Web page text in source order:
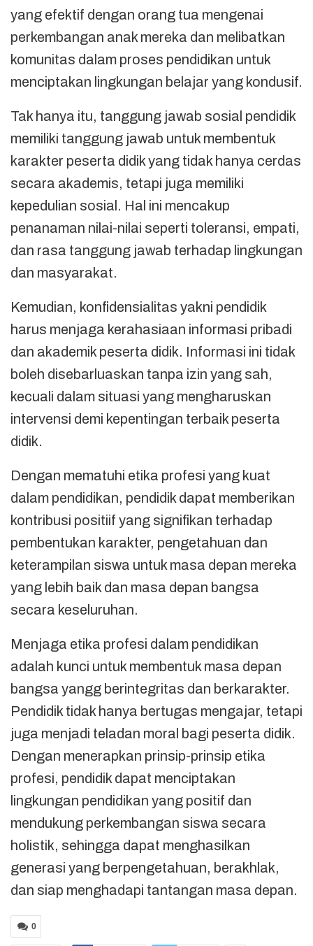
yang efektif dengan orang tua mengenai
perkembangan anak mereka dan melibatkan
komunitas dalam proses pendidikan untuk
menciptakan lingkungan belajar yang kondusif.
Tak hanya itu, tanggung jawab sosial pendidik
memiliki tanggung jawab untuk membentuk
karakter peserta didik yang tidak hanya cerdas
secara akademis, tetapi juga memiliki
kepedulian sosial. Hal ini mencakup
penanaman nilai-nilai seperti toleransi, empati,
dan rasa tanggung jawab terhadap lingkungan
dan masyarakat.
Kemudian, konfidensialitas yakni pendidik
harus menjaga kerahasiaan informasi pribadi
dan akademik peserta didik. Informasi ini tidak
boleh disebarluaskan tanpa izin yang sah,
kecuali dalam situasi yang mengharuskan
intervensi demi kepentingan terbaik peserta
didik.
Dengan mematuhi etika profesi yang kuat
dalam pendidikan, pendidik dapat memberikan
kontribusi positiif yang signifikan terhadap
pembentukan karakter, pengetahuan dan
keterampilan siswa untuk masa depan mereka
yang lebih baik dan masa depan bangsa
secara keseluruhan.
Menjaga etika profesi dalam pendidikan
adalah kunci untuk membentuk masa depan
bangsa yangg berintegritas dan berkarakter.
Pendidik tidak hanya bertugas mengajar, tetapi
juga menjadi teladan moral bagi peserta didik.
Dengan menerapkan prinsip-prinsip etika
profesi, pendidik dapat menciptakan
lingkungan pendidikan yang positif dan
mendukung perkembangan siswa secara
holistik, sehingga dapat menghasilkan
generasi yang berpengetahuan, berakhlak,
dan siap menghadapi tantangan masa depan.
0